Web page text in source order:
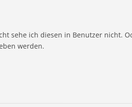
sehe ich diesen in Benutzer nicht.
werden.